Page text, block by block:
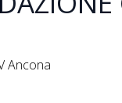
Ancona